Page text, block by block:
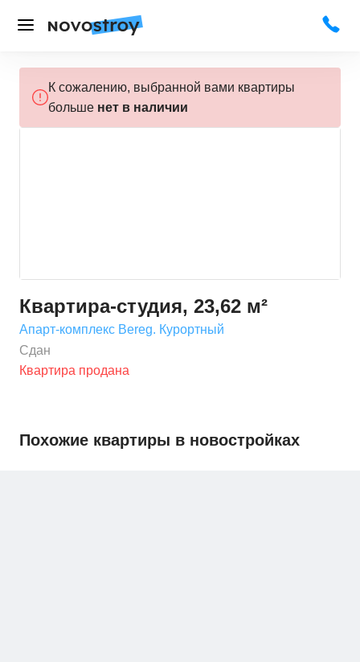
К сожалению, выбранной вами квартиры
больше нет в наличии
Квартира-студия, 23,62 м²
Апарт-комплекс Bereg. Курортный
Сдан
Квартира продана
Похожие квартиры в новостройках